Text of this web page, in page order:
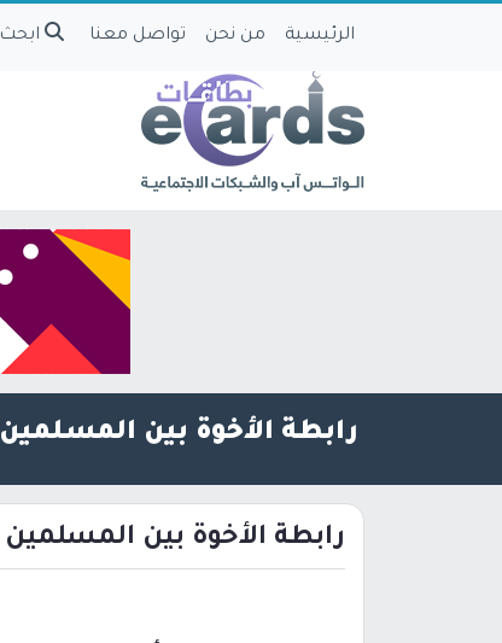
الرئيسية من نحن تواصل معنا ابحث
رابطة الأخوة بين المسلمين
رابطة الأخوة بين المسلمين